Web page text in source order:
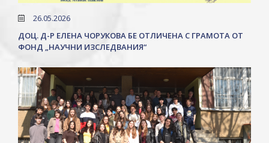
26.05.2026
ДОЦ. Д-Р ЕЛЕНА ЧОРУКОВА БЕ ОТЛИЧЕНА С ГРАМОТА ОТ
ФОНД „НАУЧНИ ИЗСЛЕДВАНИЯ“